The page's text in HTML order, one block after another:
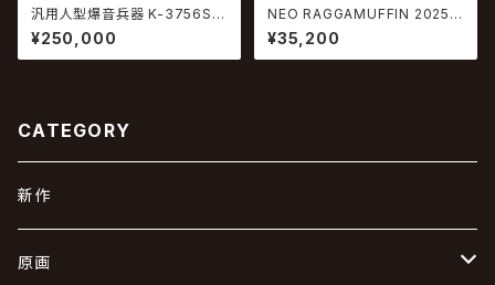
汎用人型爆音兵器 K-3756S初
号機
¥250,000
NEO RAGGAMUFFIN 2025 #
5
¥35,200
CATEGORY
新作
原画